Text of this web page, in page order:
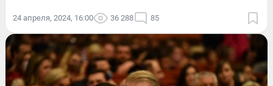
24 апреля, 2024, 16:00 36 288 85